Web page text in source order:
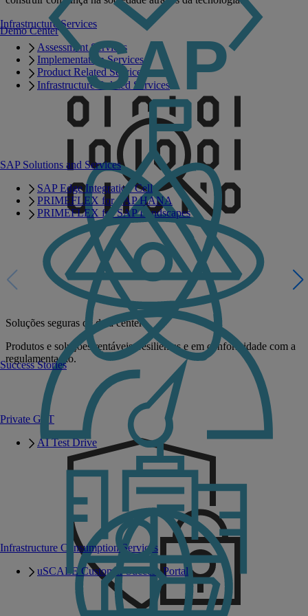
Infrastructure Services
Assessment Services
Implementation Services
Product Related Services
Infrastructure Related Services
Private GPT
AI Test Drive
SAP Solutions and Services
SAP Edge Integration Cell
PRIMEFLEX for SAP HANA
PRIMEFLEX for SAP Landscapes
Infrastructure Consumption Services
uSCALE Customer Success Portal
Demo Center
Success Stories
Soluções seguras de data center
Produtos e soluções rentáveis, resilientes e em conformidade com a
regulamentação.